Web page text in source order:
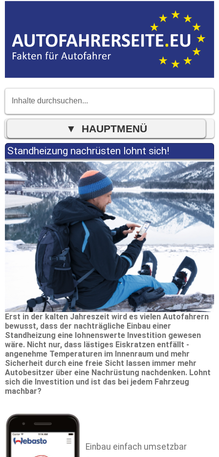
Standheizung nachrüsten lohnt sich!
Erst in der kalten Jahreszeit wird es vielen Autofahrern
bewusst, dass der nachträgliche Einbau einer
Standheizung eine lohnenswerte Investition gewesen
wäre. Nicht nur, dass lästiges Eiskratzen entfällt -
angenehme Temperaturen im Innenraum und mehr
Sicherheit durch eine freie Sicht lassen immer mehr
Autobesitzer über eine Nachrüstung nachdenken. Lohnt
sich die Investition und ist das bei jedem Fahrzeug
machbar?
Einbau einfach umsetzbar